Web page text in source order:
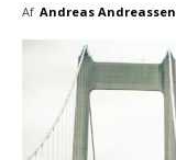
Af Andreas Andreassen